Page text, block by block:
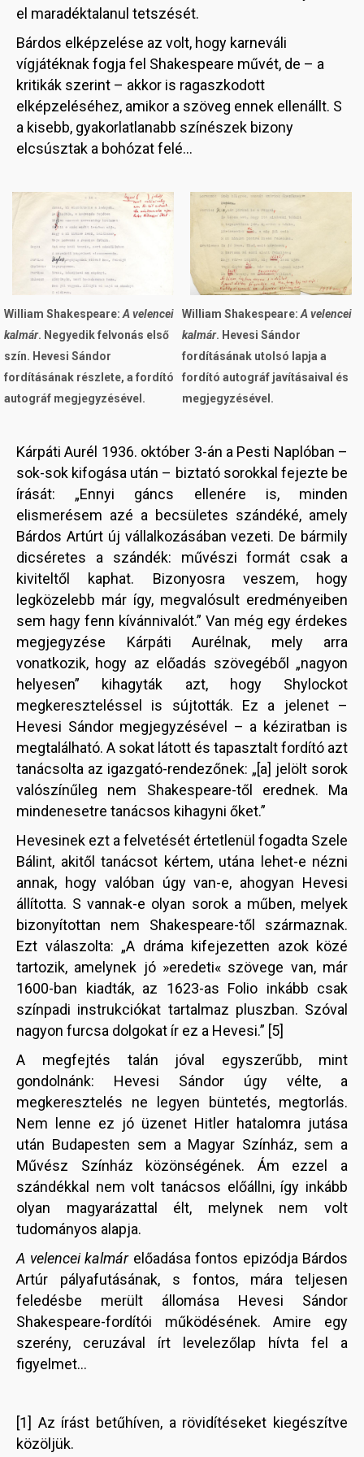
el maradéktalanul tetszését.
Bárdos elképzelése az volt, hogy karneváli
vígjátéknak fogja fel Shakespeare művét, de – a
kritikák szerint – akkor is ragaszkodott
elképzeléséhez, amikor a szöveg ennek ellenállt. S
a kisebb, gyakorlatlanabb színészek bizony
elcsúsztak a bohózat felé…
Image
William Shakespeare:A velencei
kalmár. Negyedik felvonás első
szín. Hevesi Sándor
fordításának részlete, a fordító
autográf megjegyzésével.
Image
William Shakespeare:A velencei
kalmár. Hevesi Sándor
fordításának utolsó lapja a
fordító autográf javításaival és
megjegyzésével.
Kárpáti Aurél 1936. október 3-án a Pesti Naplóban –
sok-sok kifogása után – biztató sorokkal fejezte be
írását: „Ennyi gáncs ellenére is, minden
elismerésem azé a becsületes szándéké, amely
Bárdos Artúrt új vállalkozásában vezeti. De bármily
dicséretes a szándék: művészi formát csak a
kiviteltől kaphat. Bizonyosra veszem, hogy
legközelebb már így, megvalósult eredményeiben
sem hagy fenn kívánnivalót.” Van még egy érdekes
megjegyzése Kárpáti Aurélnak, mely arra
vonatkozik, hogy az előadás szövegéből „nagyon
helyesen” kihagyták azt, hogy Shylockot
megkereszteléssel is sújtották. Ez a jelenet –
Hevesi Sándor megjegyzésével – a kéziratban is
megtalálható. A sokat látott és tapasztalt fordító azt
tanácsolta az igazgató-rendezőnek: „[a] jelölt sorok
valószínűleg nem Shakespeare-től erednek. Ma
mindenesetre tanácsos kihagyni őket.”
Hevesinek ezt a felvetését értetlenül fogadta Szele
Bálint, akitől tanácsot kértem, utána lehet-e nézni
annak, hogy valóban úgy van-e, ahogyan Hevesi
állította. S vannak-e olyan sorok a műben, melyek
bizonyítottan nem Shakespeare-től származnak.
Ezt válaszolta: „A dráma kifejezetten azok közé
tartozik, amelynek jó »eredeti« szövege van, már
1600-ban kiadták, az 1623-as Folio inkább csak
színpadi instrukciókat tartalmaz pluszban. Szóval
nagyon furcsa dolgokat ír ez a Hevesi.” [5]
A megfejtés talán jóval egyszerűbb, mint
gondolnánk: Hevesi Sándor úgy vélte, a
megkeresztelés ne legyen büntetés, megtorlás.
Nem lenne ez jó üzenet Hitler hatalomra jutása
után Budapesten sem a Magyar Színház, sem a
Művész Színház közönségének. Ám ezzel a
szándékkal nem volt tanácsos előállni, így inkább
olyan magyarázattal élt, melynek nem volt
tudományos alapja.
A velencei kalmárelőadása fontos epizódja Bárdos
Artúr pályafutásának, s fontos, mára teljesen
feledésbe merült állomása Hevesi Sándor
Shakespeare-fordítói működésének. Amire egy
szerény, ceruzával írt levelezőlap hívta fel a
figyelmet…
[1] Az írást betűhíven, a rövidítéseket kiegészítve
közöljük.